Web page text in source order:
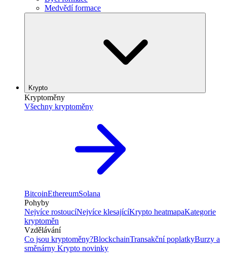
Medvědí formace
Krypto
Kryptoměny
Všechny kryptoměny
BitcoinEthereumSolana
Pohyby
Nejvíce rostoucíNejvíce klesajícíKrypto heatmapaKategorie
kryptoměn
Vzdělávání
Co jsou kryptoměny?BlockchainTransakční poplatkyBurzy a
směnárny Krypto novinky